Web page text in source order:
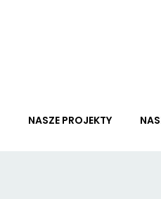
NASZE PROJEKTY